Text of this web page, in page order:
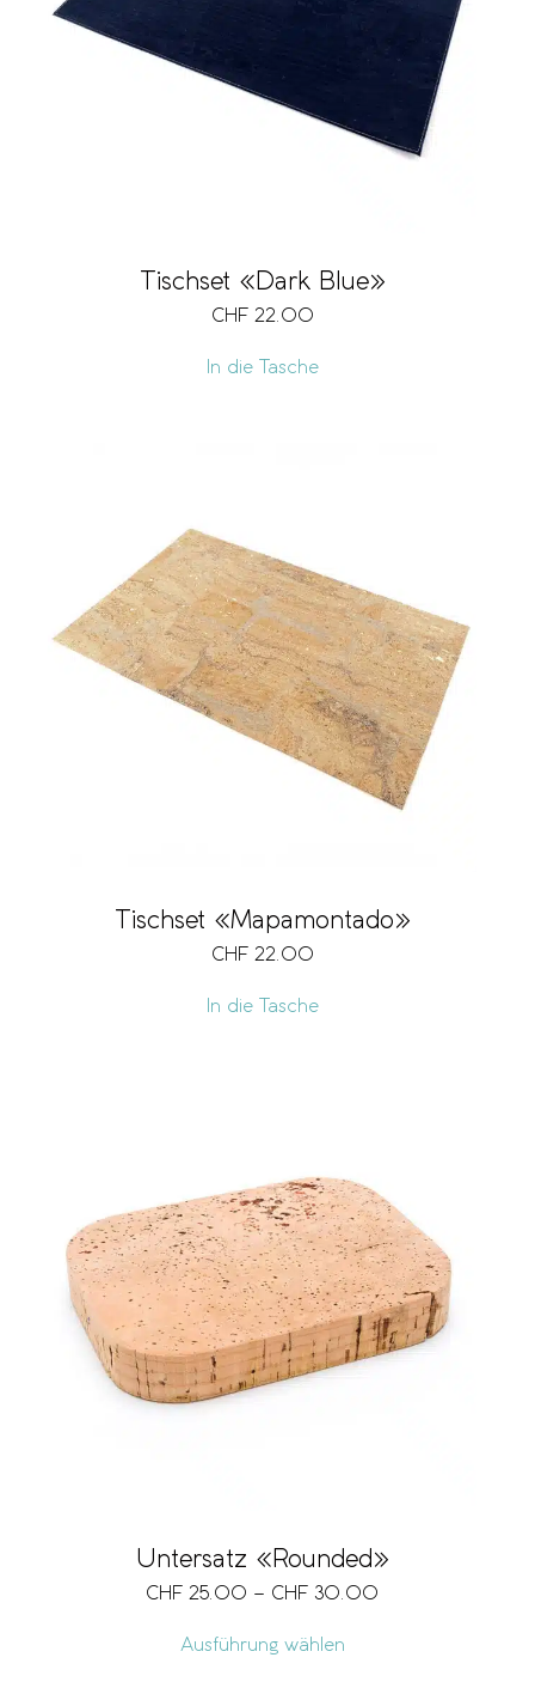
Tischset «Dark Blue»
CHF 22.00
In die Tasche
Tischset «Mapamontado»
CHF 22.00
In die Tasche
Untersatz «Rounded»
CHF 25.00 – CHF 30.00
Ausführung wählen